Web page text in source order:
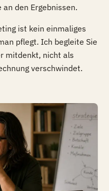
den Ergebnissen.
ist kein einmaliges
pflegt. Ich begleite Sie
mitdenkt, nicht als
verschwindet.